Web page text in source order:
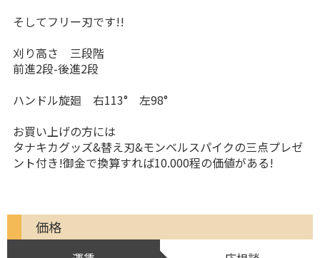
そしてフリー刃です!!
刈り高さ 三段階
前進2段-後進2段
ハンドル旋廻 右113° 左98°
お買い上げの方には
タナキカグッズ&替え刃&モンベルスパイクの三点プレゼ
ント付き!御金で換算すれば10.000程の価値がある!
価格